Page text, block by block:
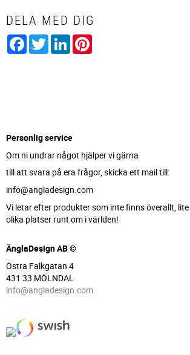
DELA MED DIG
Facebook
TwitterLinkedIn
Personlig service
Om ni undrar något hjälper vi gärna
till att svara på era frågor, skicka ett mail till:
info@angladesign.com
Vi letar efter produkter som inte finns överallt,
olika platser runt om i världen!
ÄnglaDesign AB ©
Östra Falkgatan 4
431 33 MÖLNDAL
info@angladesign.com